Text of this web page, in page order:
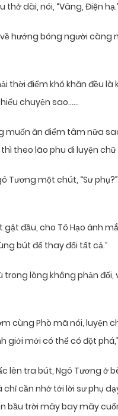
thở dài, nói, “Vâng, Điện
hướng bóng người càng
thời điểm khó khăn đều
chuyện sao……
muốn ăn điểm tâm nữa
thì theo lão phu đi luyện chữ
Tương một chút, “Sư
gật đầu, cho Tô Hạo ánh
bút để thay đổi tất cả.”
trong lòng không phản
cùng Phò mã nói, luyện
giới mới có thể có đột phá,”
lên tra bút, Ngô Tương ở
cần nhớ tới lời sư phụ
bầu trời mây bay mây